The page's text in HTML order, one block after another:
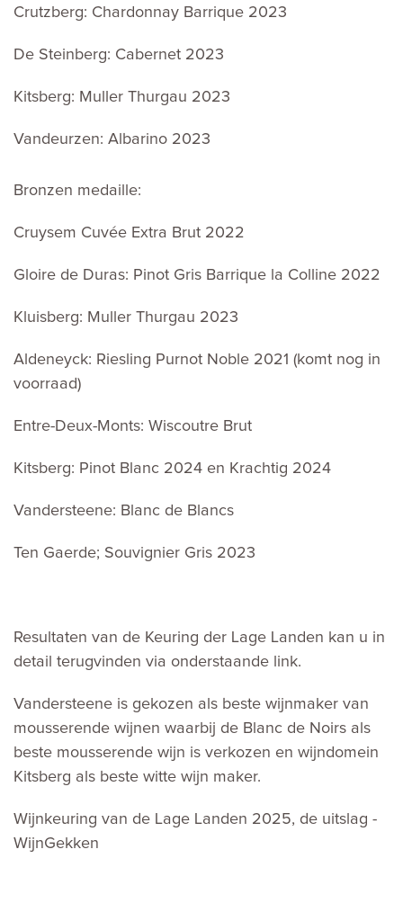
Crutzberg: Chardonnay Barrique 2023
De Steinberg: Cabernet 2023
Kitsberg: Muller Thurgau 2023
Vandeurzen: Albarino 2023
Bronzen medaille:
Cruysem Cuvée Extra Brut 2022
Gloire de Duras: Pinot Gris Barrique la Colline 2022
Kluisberg: Muller Thurgau 2023
Aldeneyck: Riesling Purnot Noble 2021 (komt nog in
voorraad)
Entre-Deux-Monts: Wiscoutre Brut
Kitsberg: Pinot Blanc 2024 en Krachtig 2024
Vandersteene: Blanc de Blancs
Ten Gaerde; Souvignier Gris 2023
Resultaten van de Keuring der Lage Landen kan u in
detail terugvinden via onderstaande link.
Vandersteene is gekozen als beste wijnmaker van
mousserende wijnen waarbij de Blanc de Noirs als
beste mousserende wijn is verkozen en wijndomein
Kitsberg als beste witte wijn maker.
Wijnkeuring van de Lage Landen 2025, de uitslag -
WijnGekken